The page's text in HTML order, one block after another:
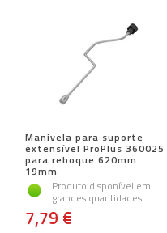
Manivela para suporte
extensível ProPlus 360025
para reboque 620mm
19mm
Produto disponível em
grandes quantidades
7,79 €